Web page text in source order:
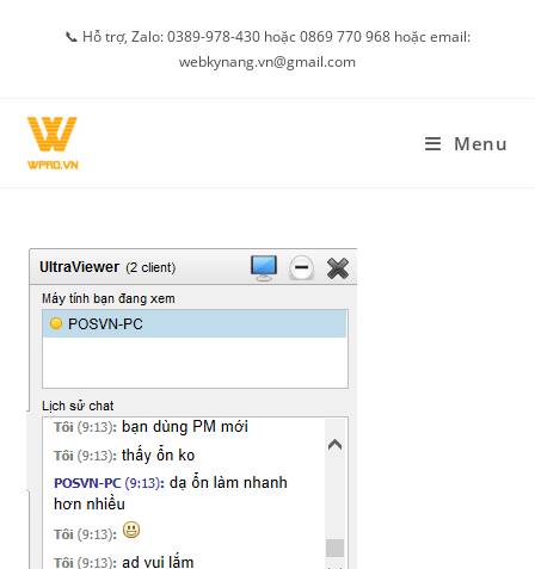
📞 Hỗ trợ, Zalo: 0389-978-430 hoặc 0869 770 968 hoặc email:
webkynang.vn@gmail.com
Menu